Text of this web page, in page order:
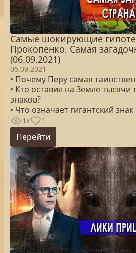
Самые шокирующие
Прокопенко. Самая
(06.09.2021)
06.09.2021
• Почему Перу самая
• Кто оставил на Земле тысячи
знаков?
• Что означает гигантский
1к 1
Перейти